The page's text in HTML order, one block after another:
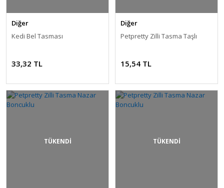
Diğer
Kedi Bel Tasması
33,32 TL
Diğer
Petpretty Zilli Tasma Taşlı
15,54 TL
TÜKENDİ TÜKENDİ